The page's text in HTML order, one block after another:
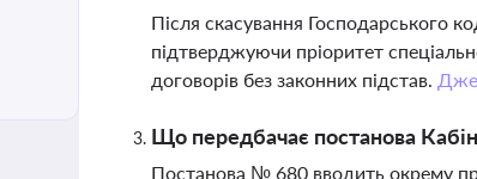
Після скасування Господарського
підтверджуючи пріоритет
договорів без законних підстав.
Що передбачає постанова
Постанова № 680 вводить окрему